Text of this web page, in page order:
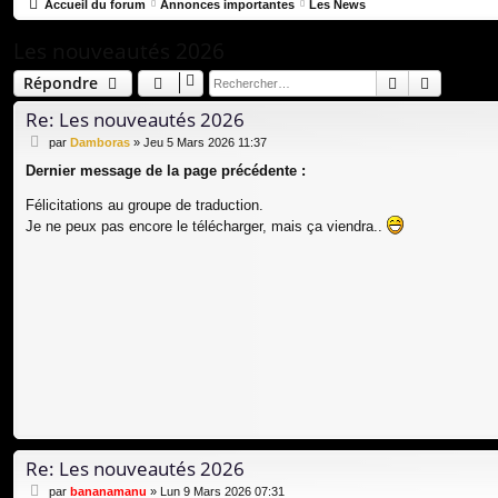
co
ci
s
Accueil du forum Annonces importantes Les News
Répondre Rechercher
Re: Les nouveautés 2026
M
s
a
g
par Damboras » Jeu 5 Mars 2026 11:37
Dernier message de la page précédente :
Félicitations au groupe de traduction.
Je ne peux pas encore le télécharger, mais ça viendra..
Re: Les nouveautés 2026
M
par bananamanu » Lun 9 Mars 2026 07:31